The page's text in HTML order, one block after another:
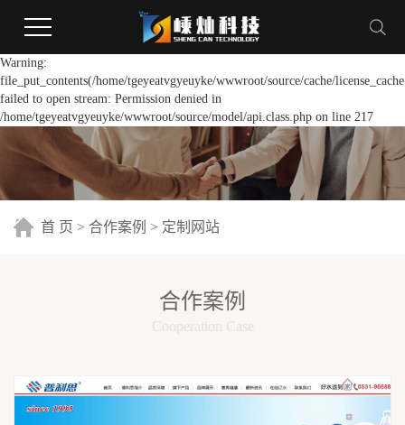
Warning:
file_put_contents(/home/tgeyeatvgyeuyke/wwwroot/source/cache/
failed to open stream: Permission denied in
/home/tgeyeatvgyeuyke/wwwroot/source/model/api.class.php on line 217
首 页 > 合作案例 > 定制网站
合作案例